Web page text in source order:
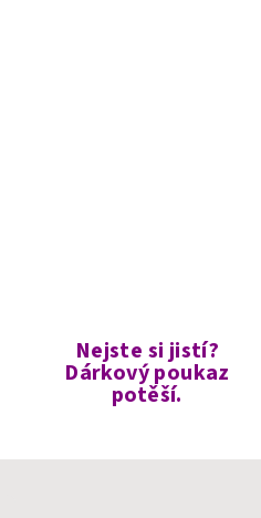
Nejste si jistí?
Dárkový poukaz
potěší.